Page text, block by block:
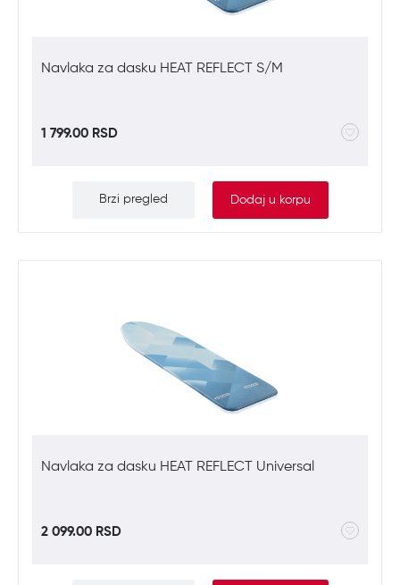
Brzi pregled Dodaj u korpu
Navlaka za dasku HEAT REFLECT S/M
1 799.00 RSD
Navlaka za dasku HEAT REFLECT Universal
2 099.00 RSD